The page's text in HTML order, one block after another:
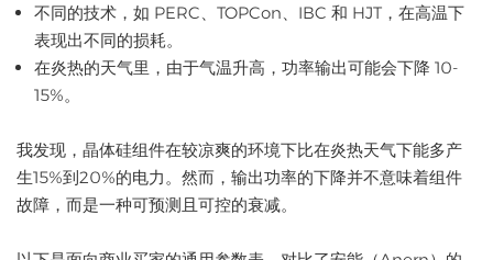
不同的技术，如 PERC、TOPCon、IBC 和 HJT，在高温下
表现出不同的损耗。
在炎热的天气里，由于气温升高，功率输出可能会下降 10-
15%。
我发现，晶体硅组件在较凉爽的环境下比在炎热天气下能多产
生15%到20%的电力。然而，输出功率的下降并不意味着组件
故障，而是一种可预测且可控的衰减。